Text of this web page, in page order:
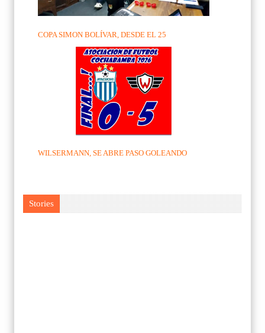
COPA SIMON BOLÍVAR, DESDE EL 25
WILSERMANN, SE ABRE PASO GOLEANDO
Stories